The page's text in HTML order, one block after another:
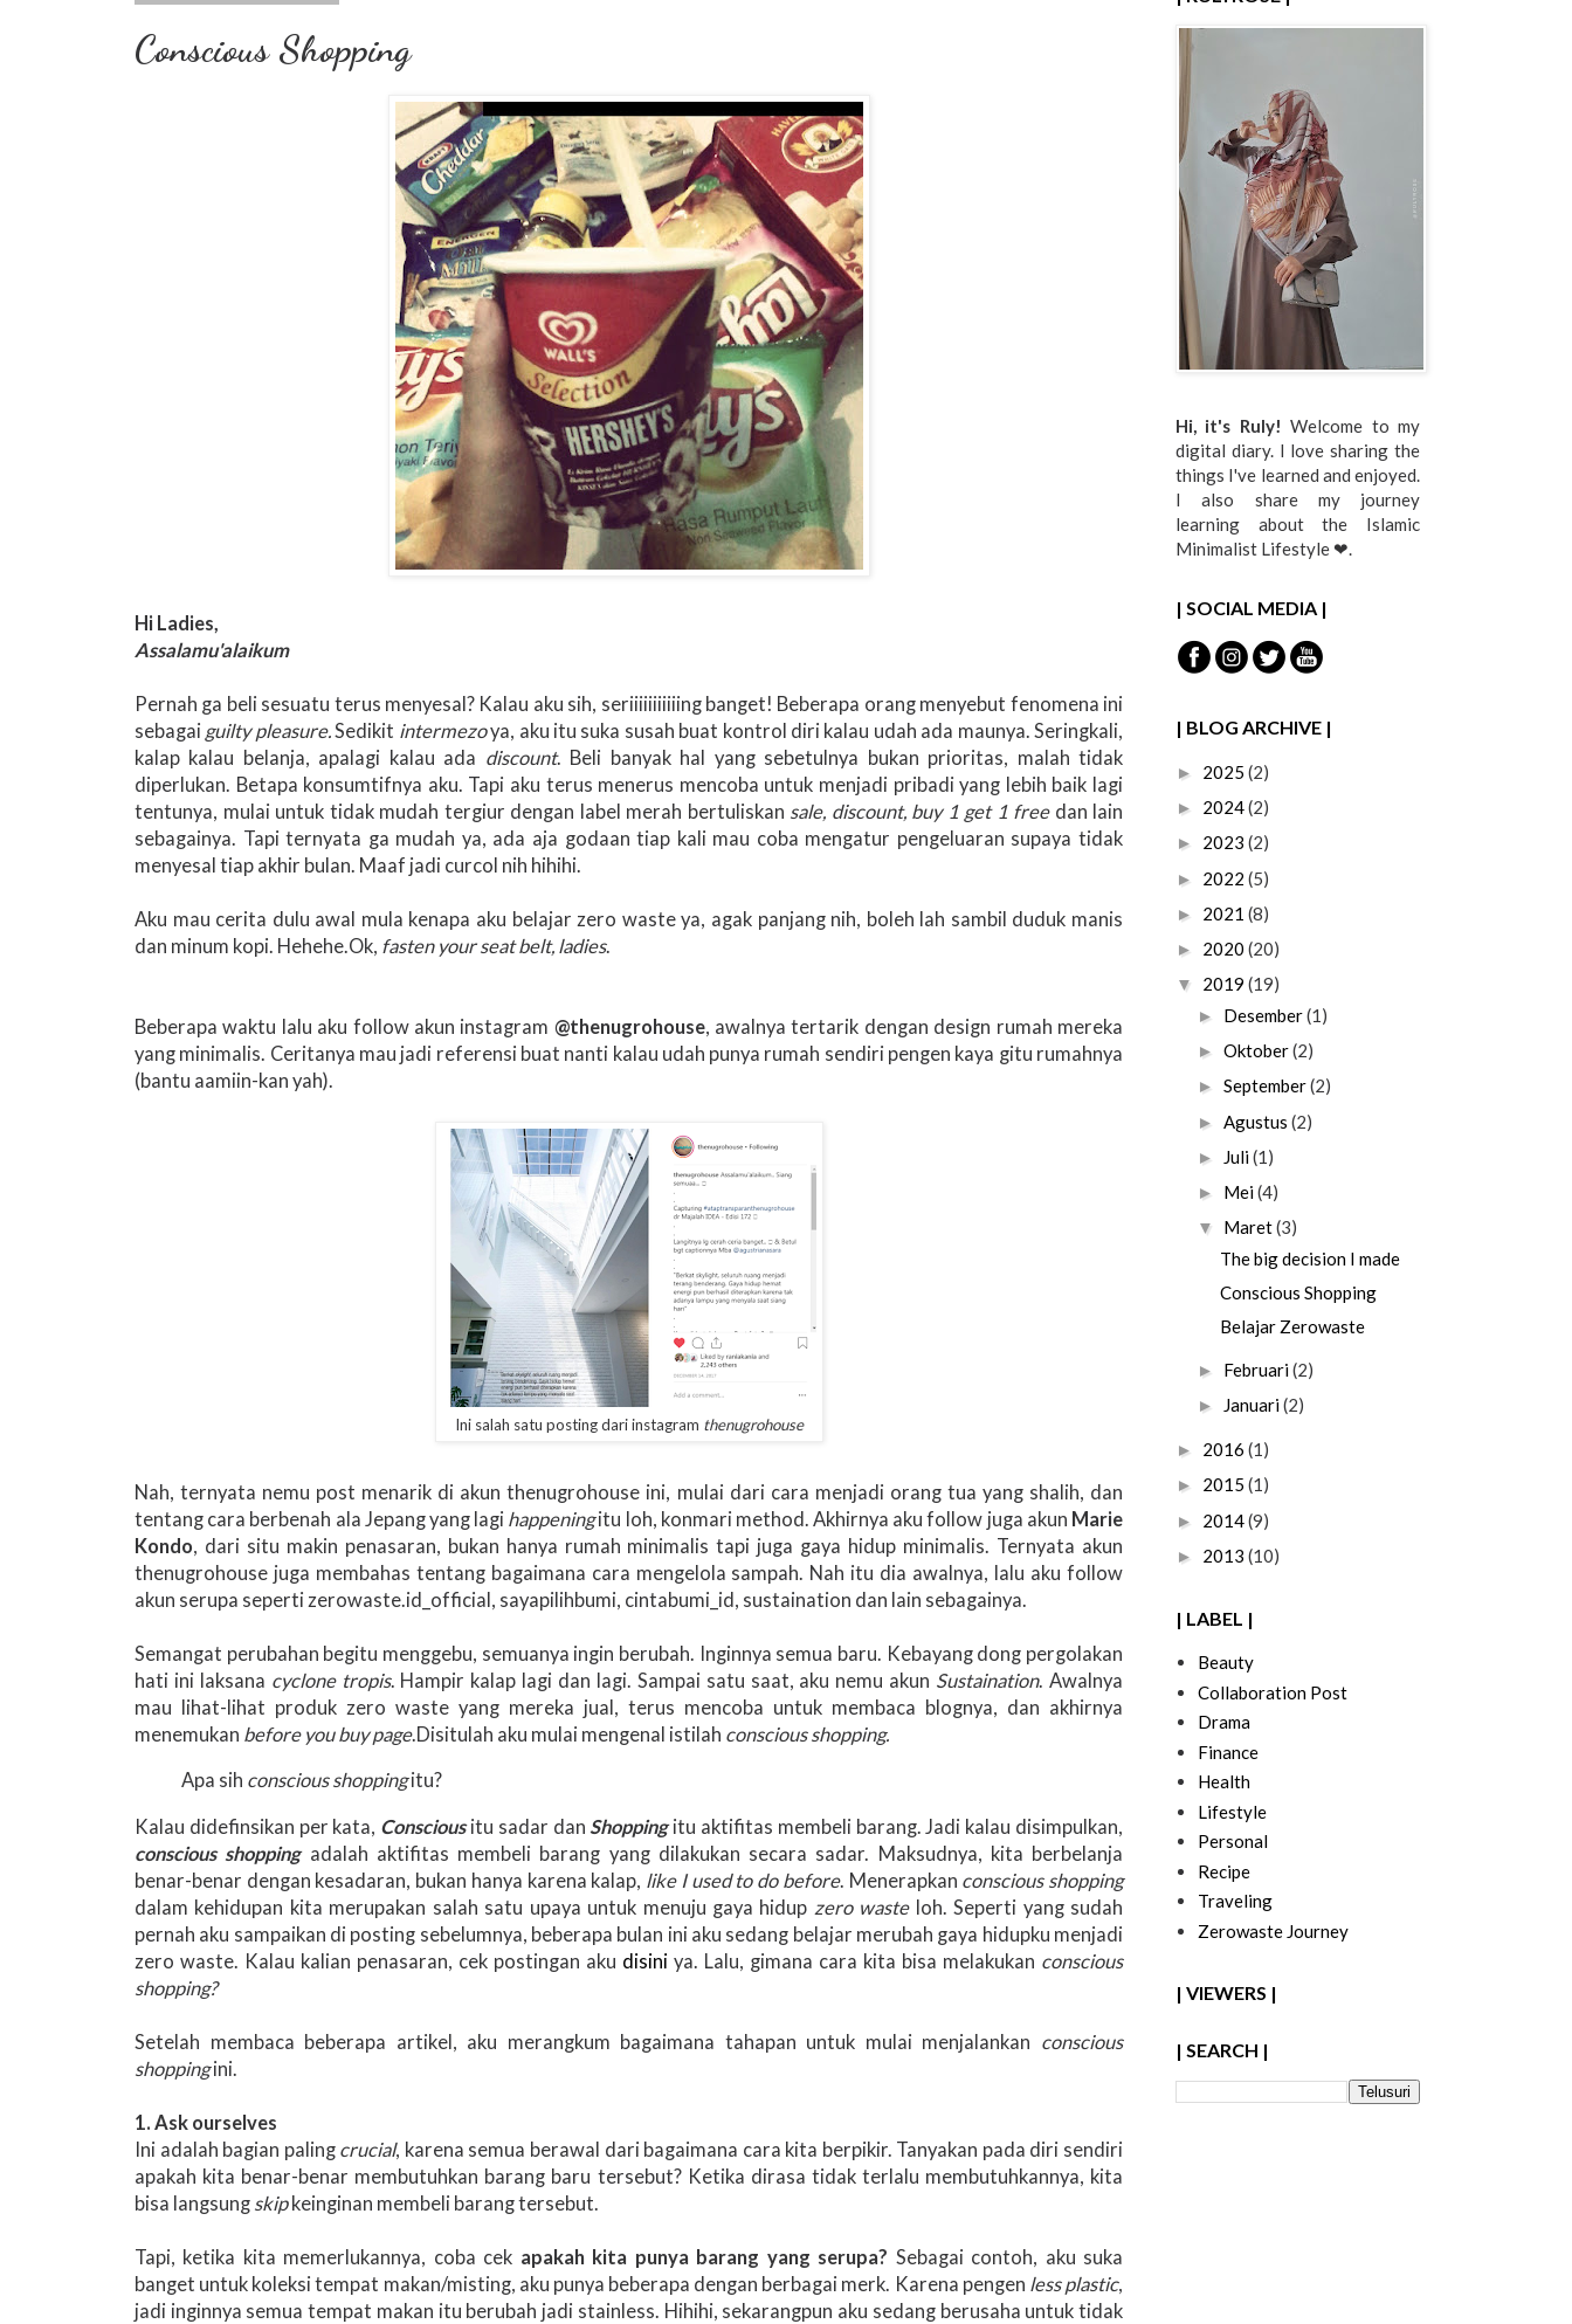
Conscious Shopping
Hi Ladies,
Assalamu'alaikum
Pernah ga beli sesuatu terus menyesal? Kalau aku sih, seriiiiiiiiiiing banget! Beberapa orang menyebut fenomena ini
sebagai guilty pleasure.Sedikit intermezoya, aku itu suka susah buat kontrol diri kalau udah ada maunya. Seringkali,
kalap kalau belanja, apalagi kalau ada discount. Beli banyak hal yang sebetulnya bukan prioritas, malah tidak
diperlukan. Betapa konsumtifnya aku. Tapi aku terus menerus mencoba untuk menjadi pribadi yang lebih baik lagi
tentunya, mulai untuk tidak mudah tergiur dengan label merah bertuliskan sale, discount, buy 1 get 1 freedan lain
sebagainya. Tapi ternyata ga mudah ya, ada aja godaan tiap kali mau coba mengatur pengeluaran supaya tidak
menyesal tiap akhir bulan. Maaf jadi curcol nih hihihi.
Aku mau cerita dulu awal mula kenapa aku belajar zero waste ya, agak panjang nih, boleh lah sambil duduk manis
dan minum kopi. Hehehe.Ok, fasten your seat belt, ladies.
Beberapa waktu lalu aku follow akun instagram @thenugrohouse, awalnya tertarik dengan design rumah mereka
yang minimalis. Ceritanya mau jadi referensi buat nanti kalau udah punya rumah sendiri pengen kaya gitu rumahnya
(bantu aamiin-kan yah).
Ini salah satu posting dari instagram thenugrohouse
Nah, ternyata nemu post menarik di akun thenugrohouse ini, mulai dari cara menjadi orang tua yang shalih, dan
tentang cara berbenah ala Jepang yang lagi happeningitu loh, konmari method. Akhirnya aku follow juga akun Marie
Kondo, dari situ makin penasaran, bukan hanya rumah minimalis tapi juga gaya hidup minimalis. Ternyata akun
thenugrohouse juga membahas tentang bagaimana cara mengelola sampah. Nah itu dia awalnya, lalu aku follow
akun serupa seperti zerowaste.id_official, sayapilihbumi, cintabumi_id, sustaination dan lain sebagainya.
Semangat perubahan begitu menggebu, semuanya ingin berubah. Inginnya semua baru. Kebayang dong pergolakan
hati ini laksana cyclone tropis. Hampir kalap lagi dan lagi. Sampai satu saat, aku nemu akun Sustaination. Awalnya
mau lihat-lihat produk zero waste yang mereka jual, terus mencoba untuk membaca blognya, dan akhirnya
menemukan before you buy page.Disitulah aku mulai mengenal istilah conscious shopping.
Apa sih conscious shoppingitu?
Kalau didefinsikan per kata, Consciousitu sadar danShoppingitu aktifitas membeli barang. Jadi kalau disimpulkan,
conscious shoppingadalah aktifitas membeli barang yang dilakukan secara sadar. Maksudnya, kita berbelanja
benar-benar dengan kesadaran, bukan hanya karena kalap, like I used to do before. Menerapkan conscious shopping
dalam kehidupan kita merupakan salah satu upaya untuk menuju gaya hidup zero wasteloh. Seperti yang sudah
pernah aku sampaikan di posting sebelumnya, beberapa bulan ini aku sedang belajar merubah gaya hidupku menjadi
zero waste. Kalau kalian penasaran, cek postingan aku disini ya. Lalu, gimana cara kita bisa melakukan conscious
shopping?
Setelah membaca beberapa artikel, aku merangkum bagaimana tahapan untuk mulai menjalankan conscious
shoppingini.
1. Ask ourselves
Ini adalah bagian paling crucial, karena semua berawal dari bagaimana cara kita berpikir. Tanyakan pada diri sendiri
apakah kita benar-benar membutuhkan barang baru tersebut? Ketika dirasa tidak terlalu membutuhkannya, kita
bisa langsung skipkeinginan membeli barang tersebut.
Tapi, ketika kita memerlukannya, coba cek apakah kita punya barang yang serupa? Sebagai contoh, aku suka
banget untuk koleksi tempat makan/misting, aku punya beberapa dengan berbagai merk. Karena pengen less plastic,
jadi inginnya semua tempat makan itu berubah jadi stainless. Hihihi, sekarangpun aku sedang berusaha untuk tidak
Hi, it's Ruly! Welcome to my
digital diary. I love sharing the
things I've learned and enjoyed.
I also share my journey
learning about the Islamic
Minimalist Lifestyle ❤︎.
| SOCIAL MEDIA |
| BLOG ARCHIVE |
► 2025 (2)
► 2024(2)
► 2023 (2)
► 2022 (5)
► 2021 (8)
► 2020 (20)
▼ 2019 (19)
► Desember(1)
► Oktober(2)
► September(2)
► Agustus (2)
► Juli(1)
► Mei(4)
▼ Maret(3)
The big decision I made
Conscious Shopping
Belajar Zerowaste
► Februari(2)
► Januari(2)
► 2016 (1)
► 2015 (1)
► 2014(9)
► 2013 (10)
| LABEL |
Beauty
Collaboration Post
Drama
Finance
Health
Lifestyle
Personal
Recipe
Traveling
Zerowaste Journey
| VIEWERS |
| SEARCH |